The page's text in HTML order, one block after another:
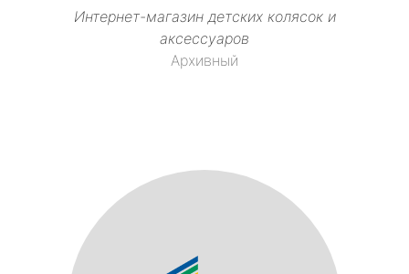
Интернет-магазин детских колясок и
аксессуаров
Архивный